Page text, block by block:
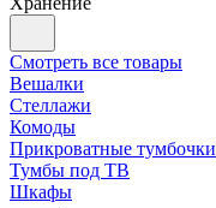
Смотреть все товары
Вешалки
Стеллажи
Комоды
Прикроватные тумбочки
Тумбы под ТВ
Шкафы